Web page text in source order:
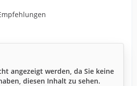
angezeigt werden, da Sie keine
diesen Inhalt zu sehen.